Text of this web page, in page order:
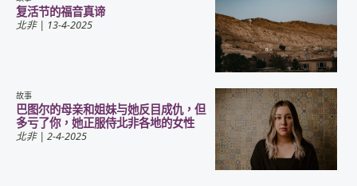
复活节的福音真谛
北非| 13-4-2025
故事
巴图尔的母亲和姐妹与她反目成仇，但
多亏了你，她正服侍北非各地的女性
北非| 2-4-2025